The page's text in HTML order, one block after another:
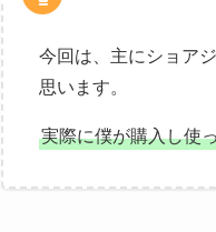
今回は、主にショア
思います。
実際に僕が購入し使